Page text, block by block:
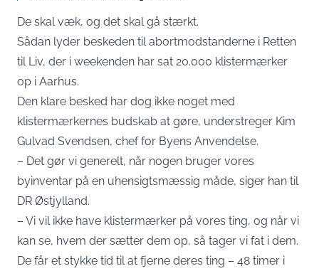
De skal væk, og det skal gå stærkt.
Sådan lyder beskeden til abortmodstanderne i Retten
til Liv, der i weekenden har sat 20.000 klistermærker
op i Aarhus.
Den klare besked har dog ikke noget med
klistermærkernes budskab at gøre, understreger Kim
Gulvad Svendsen, chef for Byens Anvendelse.
– Det gør vi generelt, når nogen bruger vores
byinventar på en uhensigtsmæssig måde, siger han til
DR Østjylland.
– Vi vil ikke have klistermærker på vores ting, og når vi
kan se, hvem der sætter dem op, så tager vi fat i dem.
De får et stykke tid til at fjerne deres ting – 48 timer i